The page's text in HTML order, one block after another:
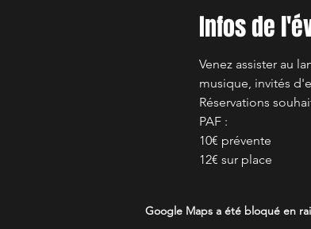
Infos de
Venez assister au
musique, invités
Réservations
PAF :
10€ prévente
12€ sur place
Google Maps a été bloqué en